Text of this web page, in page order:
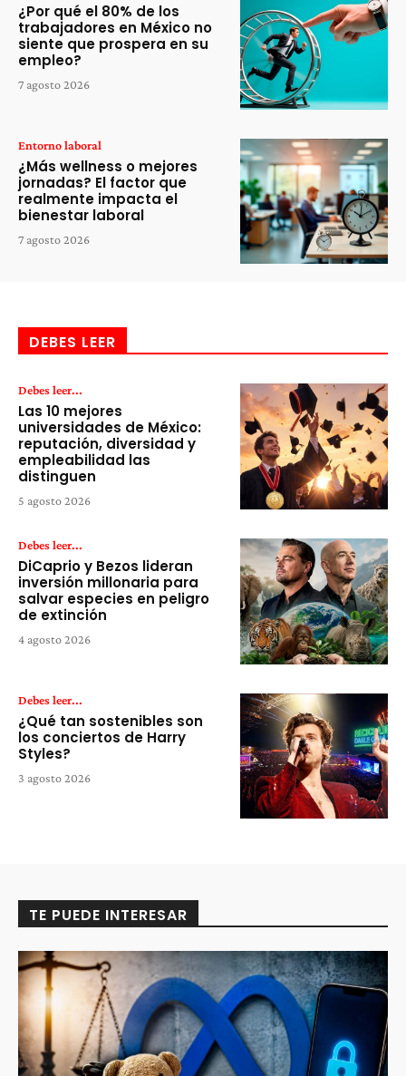
¿Por qué el 80% de los
trabajadores en México no
siente que prospera en su
empleo?
7 agosto 2026
Entorno laboral
¿Más wellness o mejores
jornadas? El factor que
realmente impacta el
bienestar laboral
7 agosto 2026
DEBES LEER
Debes leer...
Las 10 mejores
universidades de México:
reputación, diversidad y
empleabilidad las
distinguen
5 agosto 2026
Debes leer...
DiCaprio y Bezos lideran
inversión millonaria para
salvar especies en peligro
de extinción
4 agosto 2026
Debes leer...
¿Qué tan sostenibles son
los conciertos de Harry
Styles?
3 agosto 2026
TE PUEDE INTERESAR